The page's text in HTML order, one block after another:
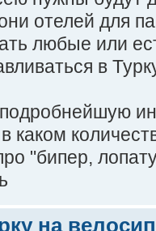
отелей для
любые или
в
каком
"бипер,
на